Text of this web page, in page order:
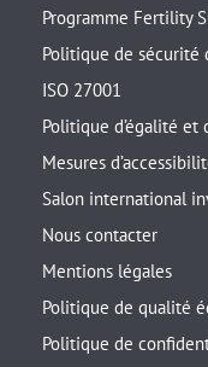
Programme Fertility
Politique de sécurité
ISO 27001
Politique d’égalité et
Mesures
Salon international
Nous contacter
Mentions légales
Politique de qualité
Politique de